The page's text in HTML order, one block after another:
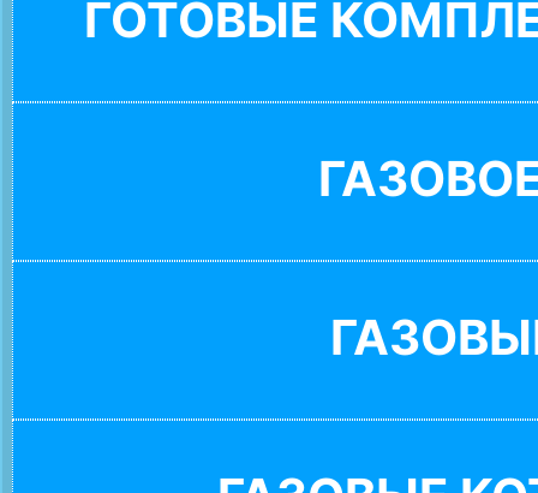
ГОТОВЫЕ